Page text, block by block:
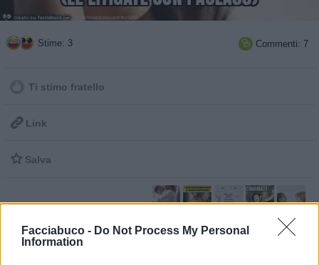
Facciabuco - Do Not Process My Personal
Information
Stime: 3  Commenti: 7
Ti stimo fratello
 Link
 Salva
Il buongiorno di Paola 63·Buongiorno alternativo di Paola63
I consigli e
tutorial di Paola63 ·Buona serata di Paola63 ·Bronse Vs Paola63 e